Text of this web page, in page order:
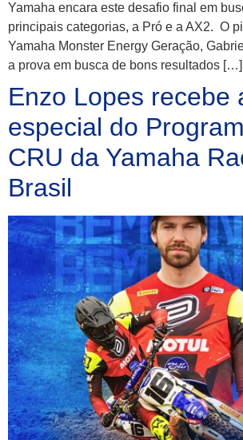
Yamaha encara este desafio final em
principais categorias, a Pró e a AX2. O
Yamaha Monster Energy Geração,
a prova em busca de bons resultados […]
Enzo Lopes recebe
especial do
CRU da Yamaha
Brasil